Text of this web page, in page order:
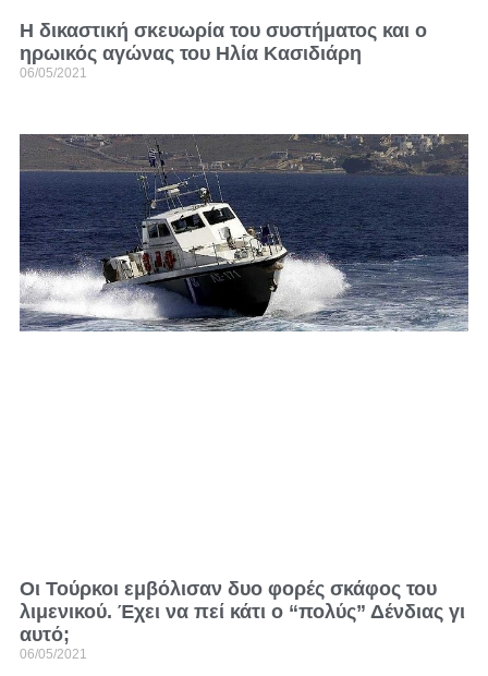
Η δικαστική σκευωρία του συστήματος και ο
ηρωικός αγώνας του Ηλία Κασιδιάρη
06/05/2021
Οι Τούρκοι εμβόλισαν δυο φορές σκάφος του
λιμενικού. Έχει να πεί κάτι ο “πολύς” Δένδιας γι
αυτό;
06/05/2021